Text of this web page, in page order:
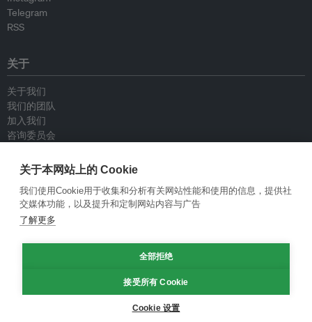
Telegram
RSS
关于
关于我们
我们的团队
加入我们
咨询委员会
联系我们
政策
重新发布指南
专栏指南
关于本网站上的 Cookie
我们使用Cookie用于收集和分析有关网站性能和使用的信息，提供社
交媒体功能，以及提升和定制网站内容与广告
了解更多
全部拒绝
接受所有 Cookie
Cookie 设置